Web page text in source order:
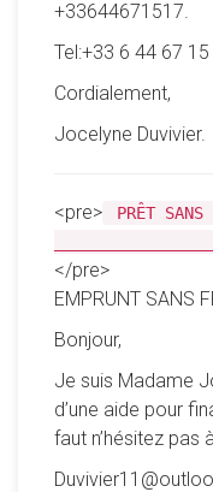
+33644671517.
Tel:+33 6 44 67 15
Cordialement,
Jocelyne Duvivier.
<pre>
PRÊT SANS
</pre>
EMPRUNT SANS
Bonjour,
Je suis Madame
d’une aide pour
faut n’hésitez pas